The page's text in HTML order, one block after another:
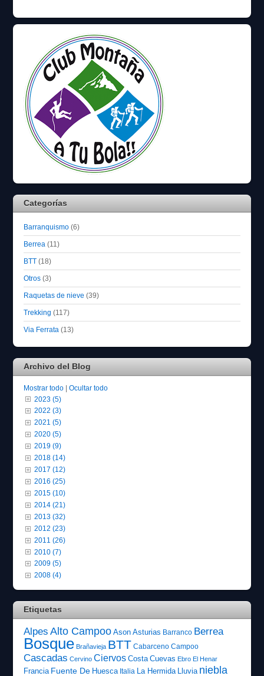
Categorías
Barranquismo (6)
Berrea (11)
BTT (18)
Otros (3)
Raquetas de nieve (39)
Trekking (117)
Via Ferrata (13)
Archivo del Blog
Mostrar todo |Ocultar todo
2023 (5)
2022 (3)
2021 (5)
2020 (5)
2019 (9)
2018 (14)
2017 (12)
2016 (25)
2015 (10)
2014 (21)
2013 (32)
2012 (23)
2011 (26)
2010 (7)
2009 (5)
2008 (4)
Etiquetas
Alpes Alto Campoo Ason Asturias Barranco Berrea
Bosque Brañavieja BTT Cabarceno Campoo
Cascadas Cervino Ciervos Costa Cuevas Ebro El Henar
Francia Fuente De Huesca Italia La Hermida Lluvia niebla